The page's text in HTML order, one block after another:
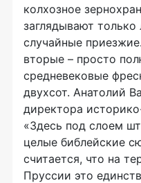
колхозное
заглядывают
случайные
вторые – просто
средневековые
двухсот. Анатолий
директора
«Здесь под слоем
целые библейские
считается, что на
Пруссии это